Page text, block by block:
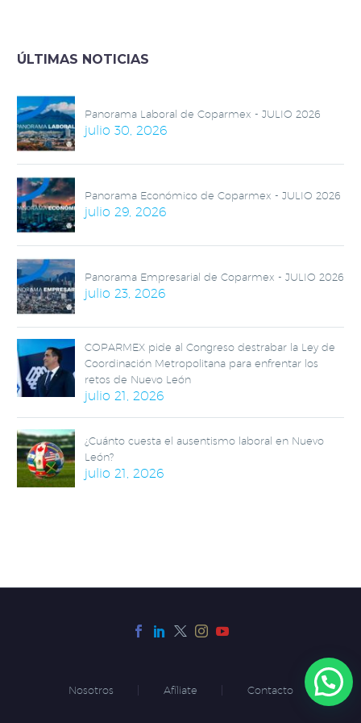
ÚLTIMAS NOTICIAS
Panorama Laboral de Coparmex - JULIO 2026
julio 30, 2026
Panorama Económico de Coparmex - JULIO 2026
julio 29, 2026
Panorama Empresarial de Coparmex - JULIO 2026
julio 23, 2026
COPARMEX pide al Congreso destrabar la Ley de
Coordinación Metropolitana para enfrentar los
retos de Nuevo León
julio 21, 2026
¿Cuánto cuesta el ausentismo laboral en Nuevo
León?
julio 21, 2026
Nosotros Afíliate Contacto